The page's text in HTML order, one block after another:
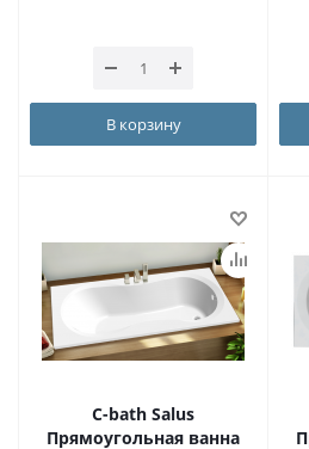
В корзину
C-bath Salus
Прямоугольная ванна